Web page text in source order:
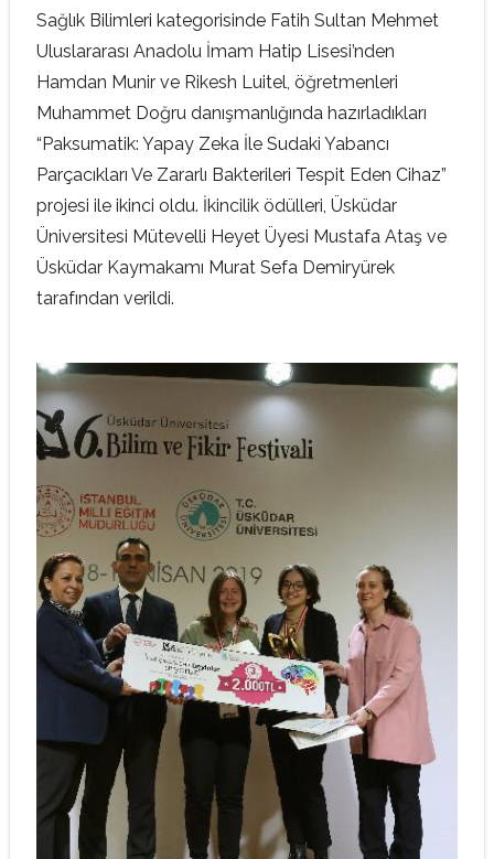
Sağlık Bilimleri kategorisinde Fatih Sultan Mehmet
Uluslararası Anadolu İmam Hatip Lisesi’nden
Hamdan Munir ve Rikesh Luitel, öğretmenleri
Muhammet Doğru danışmanlığında hazırladıkları
“Paksumatik: Yapay Zeka İle Sudaki Yabancı
Parçacıkları Ve Zararlı Bakterileri Tespit Eden Cihaz”
projesi ile ikinci oldu. İkincilik ödülleri, Üsküdar
Üniversitesi Mütevelli Heyet Üyesi Mustafa Ataş ve
Üsküdar Kaymakamı Murat Sefa Demiryürek
tarafından verildi.